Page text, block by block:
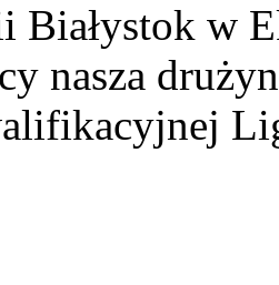
Białystok w
nasza